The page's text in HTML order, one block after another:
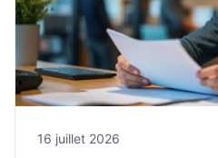
16 juillet 2026